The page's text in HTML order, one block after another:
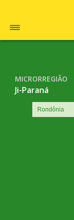
MICRORREGIÃO
Ji-Paraná